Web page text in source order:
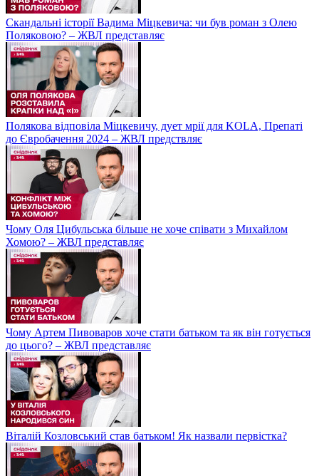
Скандальні історії Вадима Міцкевича: чи був роман з Олею
Поляковою? – ЖВЛ представляє
Полякова відповіла Міцкевичу, дует мрії для KOLA, Препаті
до Євробачення 2024 – ЖВЛ предствляє
Чому Оля Цибульська більше не хоче співати з Михайлом
Хомою? – ЖВЛ представляє
Чому Артем Пивоваров хоче стати батьком та як він готується
до цього? – ЖВЛ представляє
Віталій Козловський став батьком! Як назвали первістка?